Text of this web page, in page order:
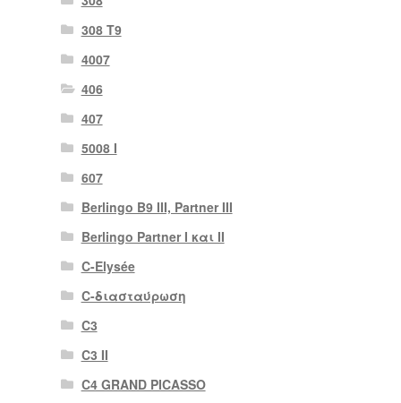
308 Τ9
4007
406
407
5008 Ι
607
Berlingo B9 III, Partner III
Berlingo Partner I και II
C-Elysée
C-διασταύρωση
C3
C3 II
C4 GRAND PICASSO